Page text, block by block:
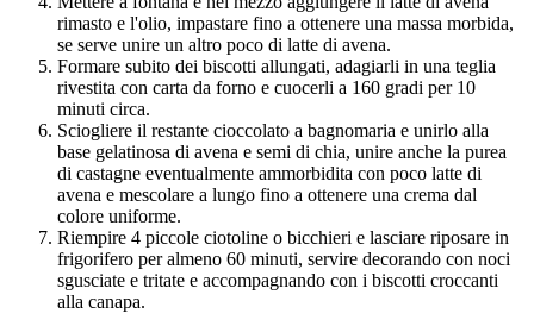
rimasto e l'olio, impastare fino a ottenere una massa morbida,
se serve unire un altro poco di latte di avena.
Formare subito dei biscotti allungati, adagiarli in una teglia
rivestita con carta da forno e cuocerli a 160 gradi per 10
minuti circa.
Sciogliere il restante cioccolato a bagnomaria e unirlo alla
base gelatinosa di avena e semi di chia, unire anche la purea
di castagne eventualmente ammorbidita con poco latte di
avena e mescolare a lungo fino a ottenere una crema dal
colore uniforme.
Riempire 4 piccole ciotoline o bicchieri e lasciare riposare in
frigorifero per almeno 60 minuti, servire decorando con noci
sgusciate e tritate e accompagnando con i biscotti croccanti
alla canapa.